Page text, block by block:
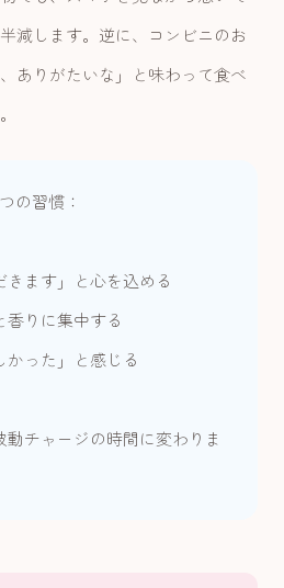
減します。逆に、コンビニのお
ありがたいな」と味わって食べ
の習慣：
きます」と心を込める
香りに集中する
かった」と感じる
動チャージの時間に変わりま